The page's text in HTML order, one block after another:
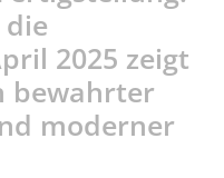
2025 zeigt
bewahrter
moderner